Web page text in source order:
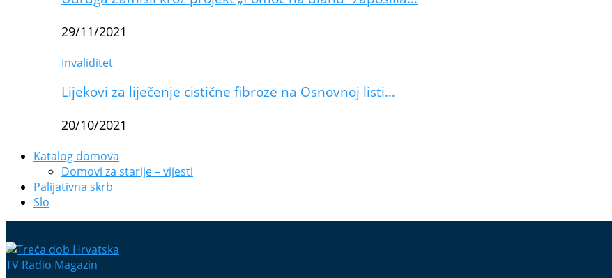
29/11/2021
Invaliditet
Lijekovi za liječenje cistične fibroze na Osnovnoj listi…
20/10/2021
Katalog domova
Domovi za starije – vijesti
Palijativna skrb
Slo
TV Radio Magazin